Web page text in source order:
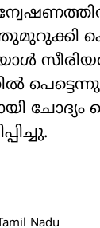
ചോദ്യം
Nadu